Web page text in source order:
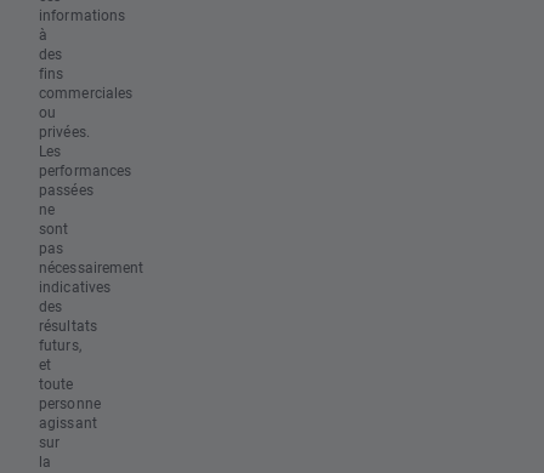
informations
à
des
fins
commerciales
ou
privées.
Les
performances
passées
ne
sont
pas
nécessairement
indicatives
des
résultats
futurs,
et
toute
personne
agissant
sur
la